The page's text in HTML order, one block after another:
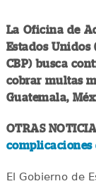
La Oficina de
Estados Unidos
CBP) busca
cobrar multas
Guatemala,
OTRAS
complicaciones
El Gobierno de